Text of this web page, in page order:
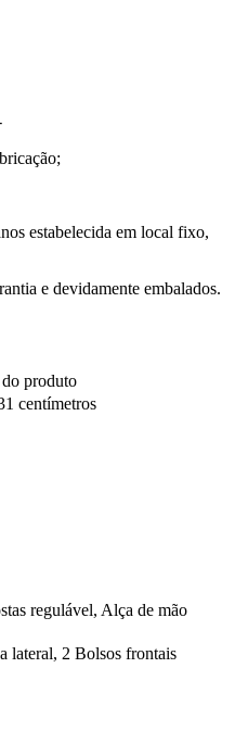
estabelecida em local fixo,
e devidamente embalados.
produto
centímetros
regulável, Alça de mão
lateral, 2 Bolsos frontais